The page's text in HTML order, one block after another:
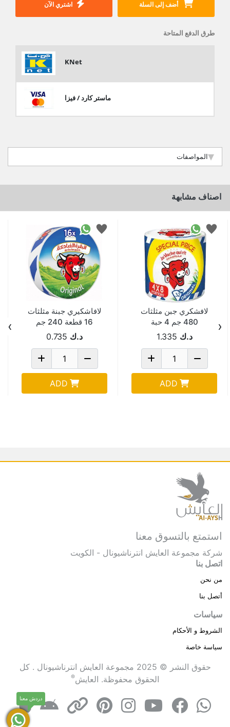
أضف إلى السلة اشتري الآن
طرق الدفع المتاحة
KNet
ماستر كارد / فيزا
المواصفات
اصناف مشابهة
لافشكري جبن مثلثات
480 جم 4 حبة
د.ك 1.335
ADD
لافاشكيري جبنة مثلثات
16 قطعة 240 جم
د.ك 0.735
ADD
‹
›
استمتع بالتسوق معنا
شركة مجموعة العايش انترناشيونال - الكويت
اتصل بنا
من نحن
أتصل بنا
سياسات
الشروط و الأحكام
سياسة خاصة
حقوق النشر © 2025 مجموعة العايش انترناشيونال . كل
الحقوق محفوظة. العايش®
دردش معنا